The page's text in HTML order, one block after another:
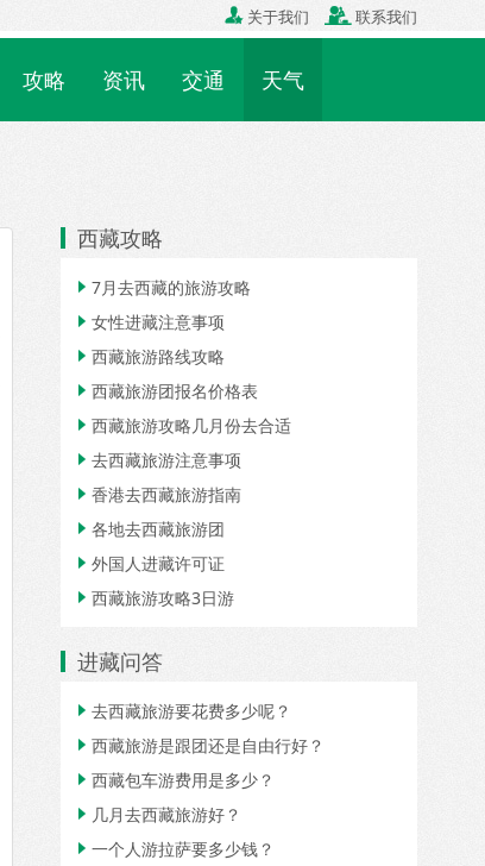
 关于我们  联系我们
攻略 资讯 交通 天气
西藏攻略
 7月去西藏的旅游攻略
 女性进藏注意事项
 西藏旅游路线攻略
 西藏旅游团报名价格表
 西藏旅游攻略几月份去合适
 去西藏旅游注意事项
 香港去西藏旅游指南
 各地去西藏旅游团
 外国人进藏许可证
 西藏旅游攻略3日游
进藏问答
 去西藏旅游要花费多少呢？
 西藏旅游是跟团还是自由行好？
 西藏包车游费用是多少？
 几月去西藏旅游好？
 一个人游拉萨要多少钱？